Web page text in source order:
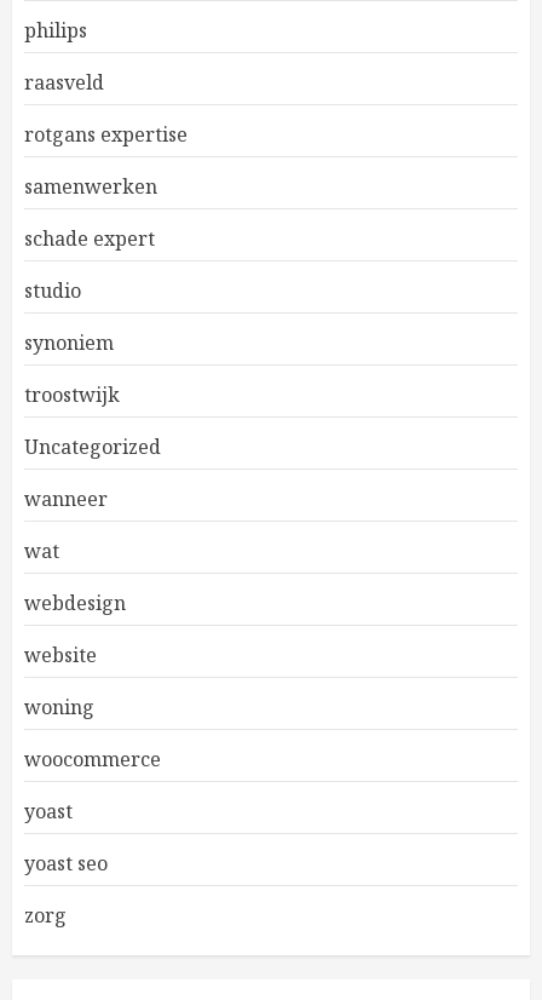
philips
raasveld
rotgans expertise
samenwerken
schade expert
studio
synoniem
troostwijk
Uncategorized
wanneer
wat
webdesign
website
woning
woocommerce
yoast
yoast seo
zorg